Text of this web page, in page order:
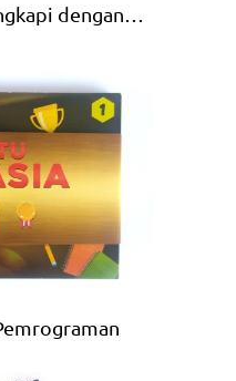
dengan…